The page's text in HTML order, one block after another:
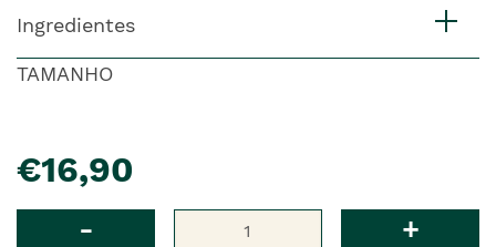
Ingredientes
TAMANHO
€16,90
- +